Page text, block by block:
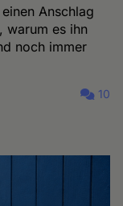
Anschlag
warum es ihn
noch immer
10